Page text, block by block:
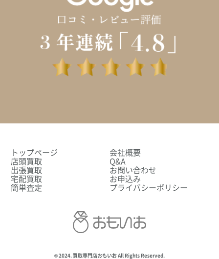
トップページ
店頭買取
出張買取
宅配買取
簡単査定
会社概要
Q&A
お問い合わせ
お申込み
プライバシーポリシー
© 2024. 買取専門店おもいお All Rights Reserved.